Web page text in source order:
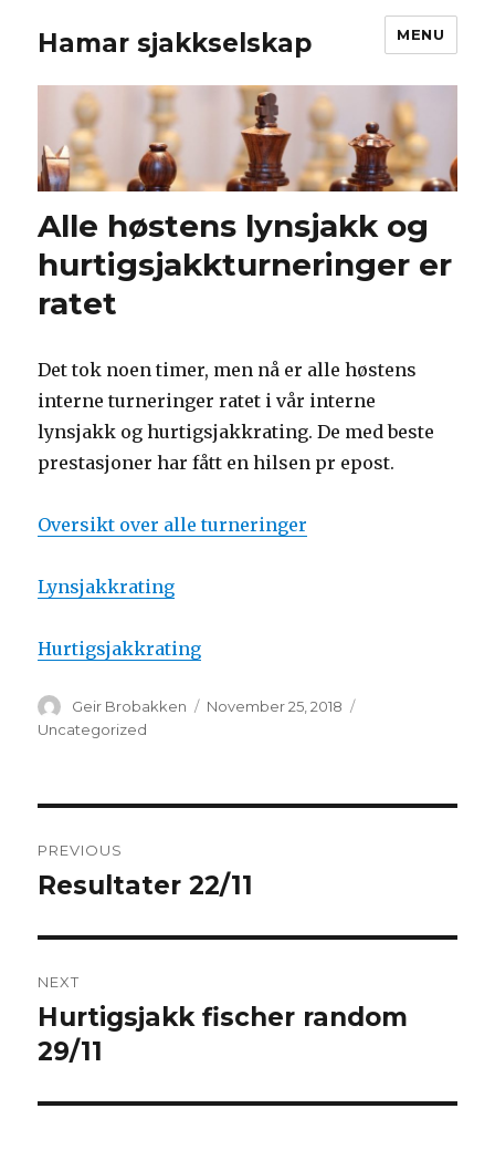
Hamar sjakkselskap MENU
Alle høstens lynsjakk og
hurtigsjakkturneringer er
ratet
Det tok noen timer, men nå er alle høstens
interne turneringer ratet i vår interne
lynsjakk og hurtigsjakkrating. De med beste
prestasjoner har fått en hilsen pr epost.
Oversikt over alle turneringer
Lynsjakkrating
Hurtigsjakkrating
Author
Geir Brobakken
Posted
November 25, 2018
Uncategorized
navigation
PREVIOUS
Previous
Resultater 22/11
NEXT
Next
post:
Hurtigsjakk fischer random
29/11